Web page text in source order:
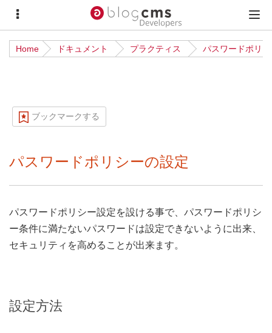
サ
イ
ド
ュ
メ
イ
ン
Home ドキュメント プラクティス パスワードポリ
ブックマークする
パスワードポリシーの設定
パスワードポリシー設定を設ける事で、パスワードポリシ
ー条件に満たないパスワードは設定できないように出来、
セキュリティを高めることが出来ます。
設定方法